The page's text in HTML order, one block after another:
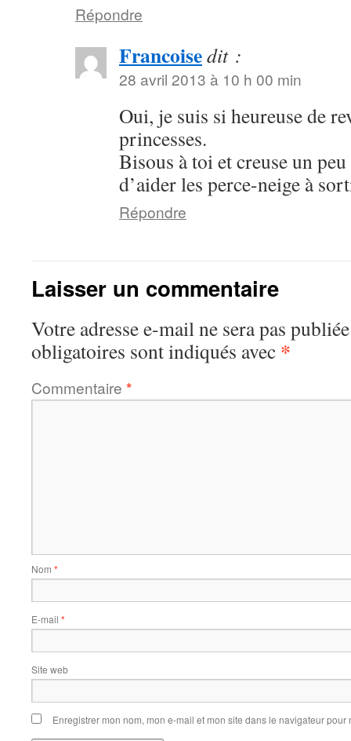
Répondre
Francoisedit :
28 avril 2013 à 10 h 00 min
Oui, je suis si heureuse de
princesses.
Bisous à toi et creuse un
d’aider les perce-neige à
Répondre
Laisser un commentaire
Votre adresse e-mail ne sera pas
obligatoires sont indiqués avec *
Commentaire *
Nom *
E-mail *
Site web
Enregistrer mon nom, mon e-mail et mon site dans le navigateur